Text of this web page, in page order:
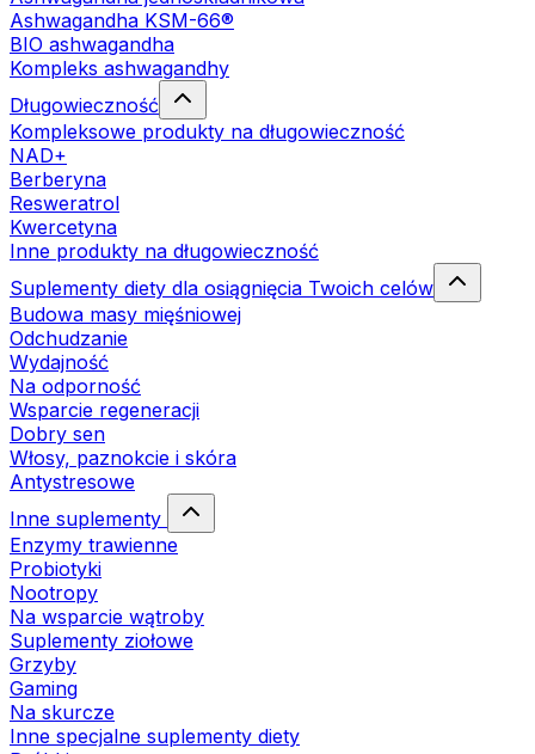
Ashwagandha KSM-66®
BIO ashwagandha
Kompleks ashwagandhy
Długowieczność
Kompleksowe produkty na długowieczność
NAD+
Berberyna
Resweratrol
Kwercetyna
Inne produkty na długowieczność
Suplementy diety dla osiągnięcia Twoich celów
Budowa masy mięśniowej
Odchudzanie
Wydajność
Na odporność
Wsparcie regeneracji
Dobry sen
Włosy, paznokcie i skóra
Antystresowe
Inne suplementy
Enzymy trawienne
Probiotyki
Nootropy
Na wsparcie wątroby
Suplementy ziołowe
Grzyby
Gaming
Na skurcze
Inne specjalne suplementy diety